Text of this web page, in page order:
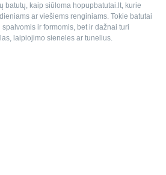
batutų, kaip siūloma hopupbatutai.lt, kurie
ar viešiems renginiams. Tokie batutai
ir formomis, bet ir dažnai turi
laipiojimo sieneles ar tunelius.